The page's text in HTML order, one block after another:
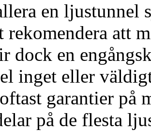
en ljustunnel
rekomendera att
dock en
inget eller
garantier på
på de flesta